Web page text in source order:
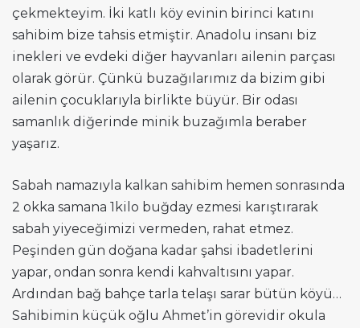
çekmekteyim. İki katlı köy evinin birinci katını
sahibim bize tahsis etmiştir. Anadolu insanı biz
inekleri ve evdeki diğer hayvanları ailenin parçası
olarak görür. Çünkü buzağılarımız da bizim gibi
ailenin çocuklarıyla birlikte büyür. Bir odası
samanlık diğerinde minik buzağımla beraber
yaşarız.
Sabah namazıyla kalkan sahibim hemen sonrasında
2 okka samana 1kilo buğday ezmesi karıştırarak
sabah yiyeceğimizi vermeden, rahat etmez.
Peşinden gün doğana kadar şahsi ibadetlerini
yapar, ondan sonra kendi kahvaltısını yapar.
Ardından bağ bahçe tarla telaşı sarar bütün köyü…
Sahibimin küçük oğlu Ahmet’in görevidir okula